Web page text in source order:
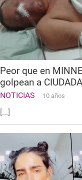
Peor que en
golpean a
NOTICIAS 10 años
[...]